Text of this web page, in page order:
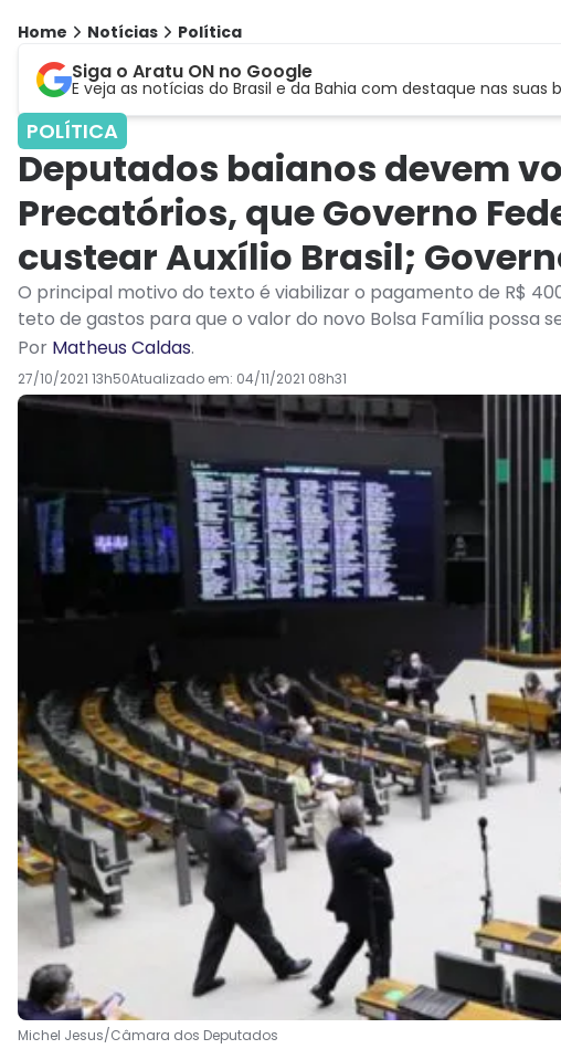
Home Notícias Política
Siga o Aratu ON no Google
E veja as notícias do Brasil e da Bahia com destaque nas suas
POLÍTICA
Deputados baianos devem
Precatórios, que Governo
custear Auxílio Brasil;
O principal motivo do texto é viabilizar o pagamento de R$
teto de gastos para que o valor do novo Bolsa Família possa
Por Matheus Caldas.
27/10/2021 13h50Atualizado em: 04/11/2021 08h31
Michel Jesus/Câmara dos Deputados